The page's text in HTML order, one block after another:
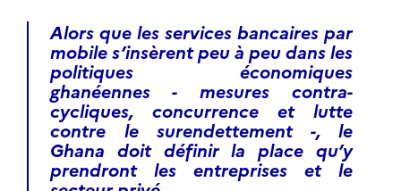
Alors que les services bancaires par
mobile s’insèrent peu à peu dans les
politiques économiques
ghanéennes - mesures contra-
cycliques, concurrence et lutte
contre le surendettement -, le
Ghana doit définir la place qu’y
prendront les entreprises et le